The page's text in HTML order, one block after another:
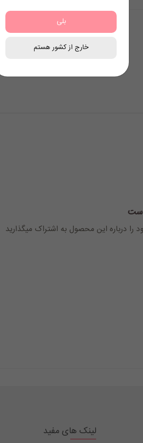
را درباره این محصول به اشتراک میگذارید
لینک های مفید
بلی
خارج از کشور هستم